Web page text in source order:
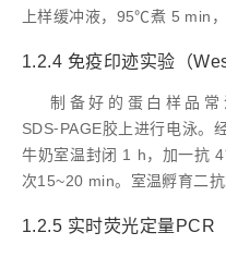
上样缓冲液，95℃煮 5 min
1.2.4 免疫印迹实验（
制备好的蛋白样品
SDS⁃PAGE胶上进行电泳
牛奶室温封闭 1 h，加一抗
次15~20 min。室温孵育二
1.2.5 实时荧光定量PCR